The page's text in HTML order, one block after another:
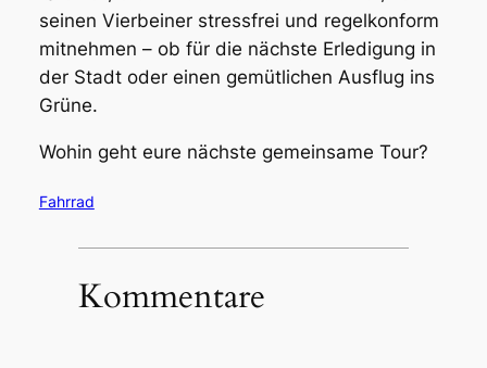
seinen Vierbeiner stressfrei und regelkonform
mitnehmen – ob für die nächste Erledigung in
der Stadt oder einen gemütlichen Ausflug ins
Grüne.
Wohin geht eure nächste gemeinsame Tour?
Fahrrad
Kommentare